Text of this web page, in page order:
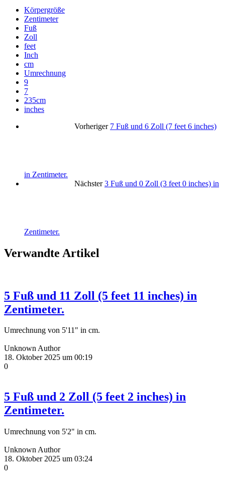
Körpergröße
Zentimeter
Fuß
Zoll
feet
Inch
cm
Umrechnung
9
7
235cm
inches
Vorheriger 7 Fuß und 6 Zoll (7 feet 6 inches)
in Zentimeter.
Nächster 3 Fuß und 0 Zoll (3 feet 0 inches) in
Zentimeter.
Verwandte Artikel
5 Fuß und 11 Zoll (5 feet 11 inches) in
Zentimeter.
Umrechnung von 5'11" in cm.
Unknown Author
18. Oktober 2025 um 00:19
0
5 Fuß und 2 Zoll (5 feet 2 inches) in
Zentimeter.
Umrechnung von 5'2" in cm.
Unknown Author
18. Oktober 2025 um 03:24
0